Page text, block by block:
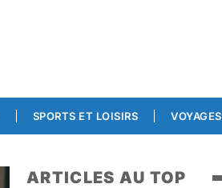
SPORTS ET LOISIRS VOYAGES
ARTICLES AU TOP